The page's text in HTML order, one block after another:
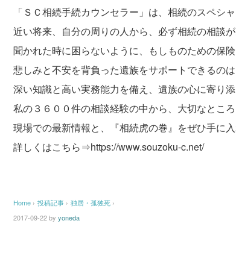
「ＳＣ相続手続カウンセラー」は、相続のスペシャ
近い将来、自分の周りの人から、必ず相続の相談が
聞かれた時に困らないように、もしものための保
悲しみと不安を背負った遺族をサポートできるの
深い知識と高い実務能力を備え、遺族の心に寄り
私の３６００件の相談経験の中から、大切なとこ
現場での最新情報と、『相続虎の巻』をぜひ手に入
詳しくはこちら⇒https://www.souzoku-c.net/
Home › 投稿記事 › 独居・孤独死 ›
2017-09-22by yoneda